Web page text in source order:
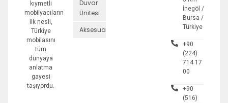
kıymetli
mobilyacıların
ilk nesli,
Türkiye
mobilasını
tüm
dünyaya
anlatma
gayesi
taşıyordu.
Duvar
Ünitesi
Aksesuarlar
İnegöl /
Bursa /
Türkiye
+90
(224)
714 17
00
+90
(516)